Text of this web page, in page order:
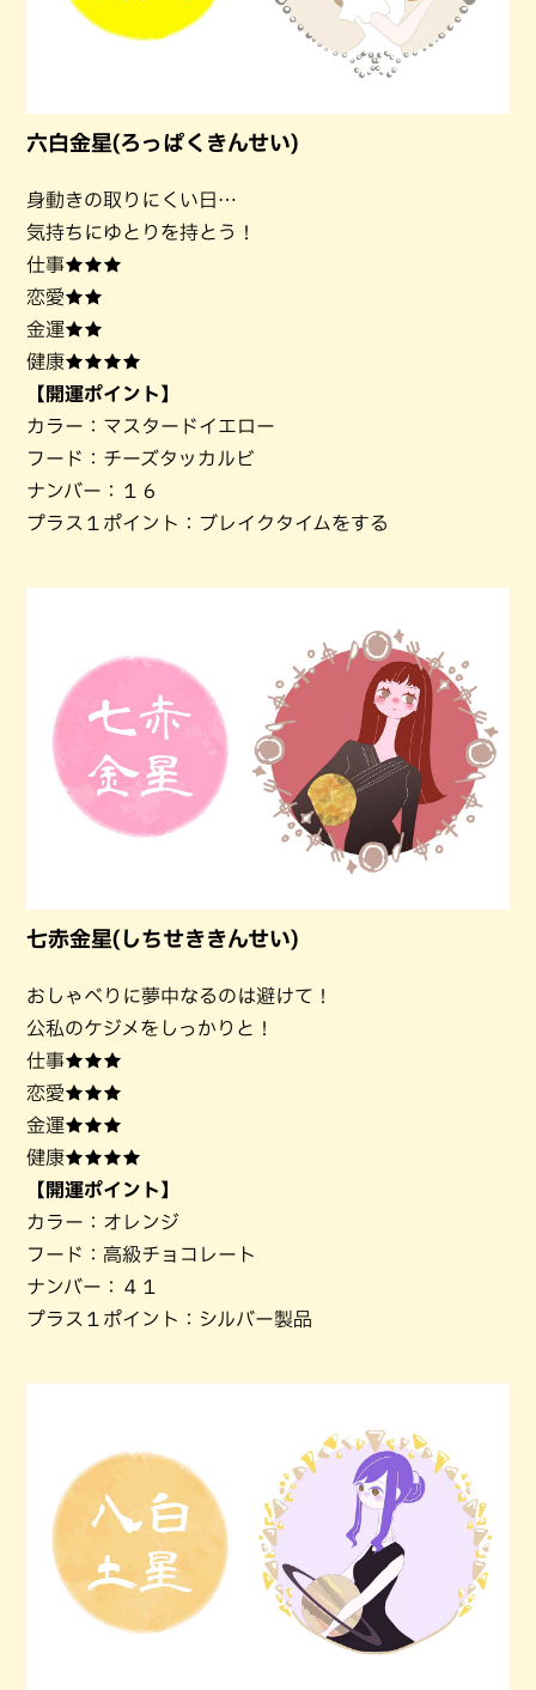
六白金星(ろっぱくきんせい)
身動きの取りにくい日…
気持ちにゆとりを持とう！
仕事★★★
恋愛★★
金運★★
健康★★★★
【開運ポイント】
カラー：マスタードイエロー
フード：チーズタッカルビ
ナンバー：１６
プラス１ポイント：ブレイクタイムをする
七赤金星(しちせききんせい)
おしゃべりに夢中なるのは避けて！
公私のケジメをしっかりと！
仕事★★★
恋愛★★★
金運★★★
健康★★★★
【開運ポイント】
カラー：オレンジ
フード：高級チョコレート
ナンバー：４１
プラス１ポイント：シルバー製品